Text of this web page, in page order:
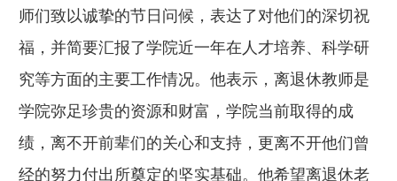
师们致以诚挚的节日问候，表达了对他们的深切祝
福，并简要汇报了学院近一年在人才培养、科学研
究等方面的主要工作情况。他表示，离退休教师是
学院弥足珍贵的资源和财富，学院当前取得的成
绩，离不开前辈们的关心和支持，更离不开他们曾
经的努力付出所奠定的坚实基础。他希望离退休老